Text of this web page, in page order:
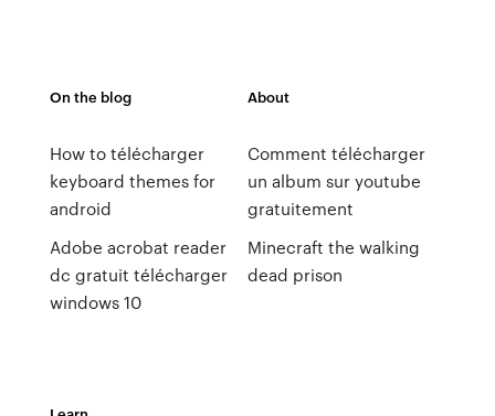
On the blog
How to télécharger
keyboard themes for
android
Adobe acrobat reader
dc gratuit télécharger
windows 10
About
Comment télécharger
un album sur youtube
gratuitement
Minecraft the walking
dead prison